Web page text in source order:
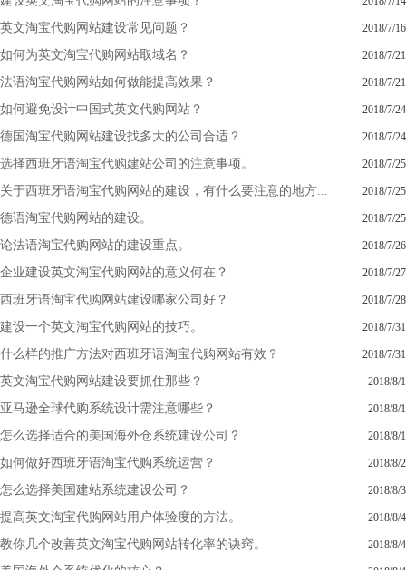
英文淘宝代购网站建设常见问题？ 2018/7/16
如何为英文淘宝代购网站取域名？ 2018/7/21
法语淘宝代购网站如何做能提高效果？ 2018/7/21
如何避免设计中国式英文代购网站？ 2018/7/24
德国淘宝代购网站建设找多大的公司合适？ 2018/7/24
选择西班牙语淘宝代购建站公司的注意事项。 2018/7/25
关于西班牙语淘宝代购网站的建设，有什么要注意的地方... 2018/7/25
德语淘宝代购网站的建设。 2018/7/25
论法语淘宝代购网站的建设重点。 2018/7/26
企业建设英文淘宝代购网站的意义何在？ 2018/7/27
西班牙语淘宝代购网站建设哪家公司好？ 2018/7/28
建设一个英文淘宝代购网站的技巧。 2018/7/31
什么样的推广方法对西班牙语淘宝代购网站有效？ 2018/7/31
英文淘宝代购网站建设要抓住那些？ 2018/8/1
亚马逊全球代购系统设计需注意哪些？ 2018/8/1
怎么选择适合的美国海外仓系统建设公司？ 2018/8/1
如何做好西班牙语淘宝代购系统运营？ 2018/8/2
怎么选择美国建站系统建设公司？ 2018/8/3
提高英文淘宝代购网站用户体验度的方法。 2018/8/4
教你几个改善英文淘宝代购网站转化率的诀窍。 2018/8/4